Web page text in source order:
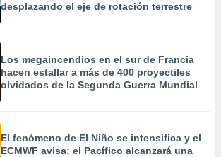
desplazando el eje de rotación terrestre
Los megaincendios en el sur de Francia
hacen estallar a más de 400 proyectiles
olvidados de la Segunda Guerra Mundial
El fenómeno de El Niño se intensifica y el
ECMWF avisa: el Pacífico alcanzará una